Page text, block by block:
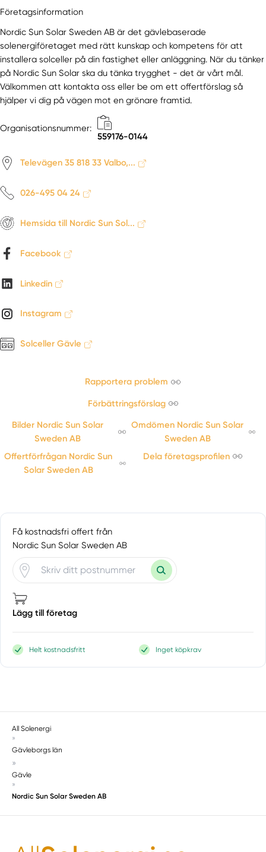
Företagsinformation
Nordic Sun Solar Sweden AB är det gävlebaserade
solenergiföretaget med rätt kunskap och kompetens för att
installera solceller på din fastighet eller anläggning. När du tänker
på Nordic Sun Solar ska du tänka trygghet - det är vårt mål.
Välkommen att kontakta oss eller be om ett offertförslag så
hjälper vi dig på vägen mot en grönare framtid.
Organisationsnummer:
559176-0144
Televägen 35 818 33 Valbo,...
026-495 04 24
Hemsida till Nordic Sun Sol...
Facebook
Linkedin
Instagram
Solceller Gävle
Rapportera problem
Förbättringsförslag
Bilder Nordic Sun Solar
Sweden AB
Omdömen Nordic Sun Solar
Sweden AB
Offertförfrågan Nordic Sun
Solar Sweden AB
Dela företagsprofilen
Få kostnadsfri offert från
Nordic Sun Solar Sweden AB
Lägg till företag
Helt kostnadsfritt Inget köpkrav
All Solenergi
»
Gävleborgs län
»
Gävle
»
Nordic Sun Solar Sweden AB